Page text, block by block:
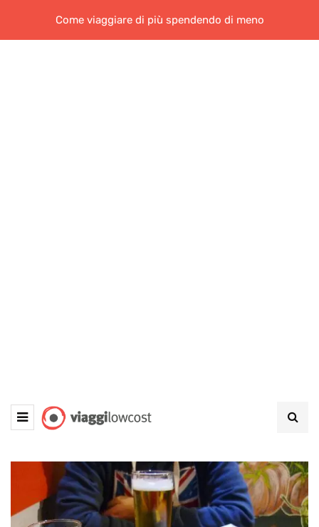
Come viaggiare di più spendendo di meno